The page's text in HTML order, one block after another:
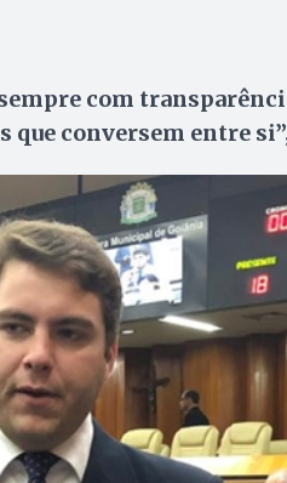
com
que conversem entre